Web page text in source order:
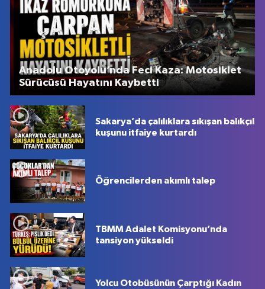
Anadolu Otoyolu’nda Feci Kaza: Motosiklet
Sürücüsü Hayatını Kaybetti
Sakarya’da çalılıklara sıkışan balıkçıl
kuşunu itfaiye kurtardı
Öğrencilerden akımlı talep
TBMM Adalet Komisyonu’nda
tansiyon yükseldi
Yolcu Otobüsünün Çarptığı Kadın